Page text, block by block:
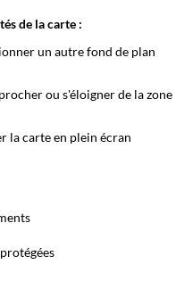
de la carte :
un autre fond de plan
ou s'éloigner de la zone
la carte en plein écran